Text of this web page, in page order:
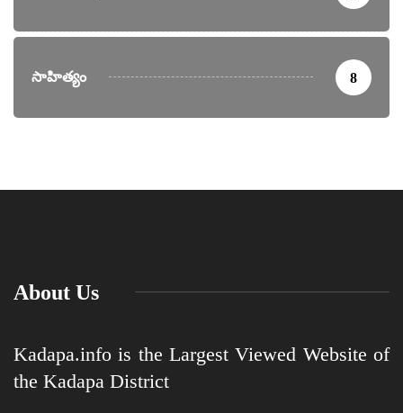
సాహిత్యం 8
About Us
Kadapa.info is the Largest Viewed Website of
the Kadapa District